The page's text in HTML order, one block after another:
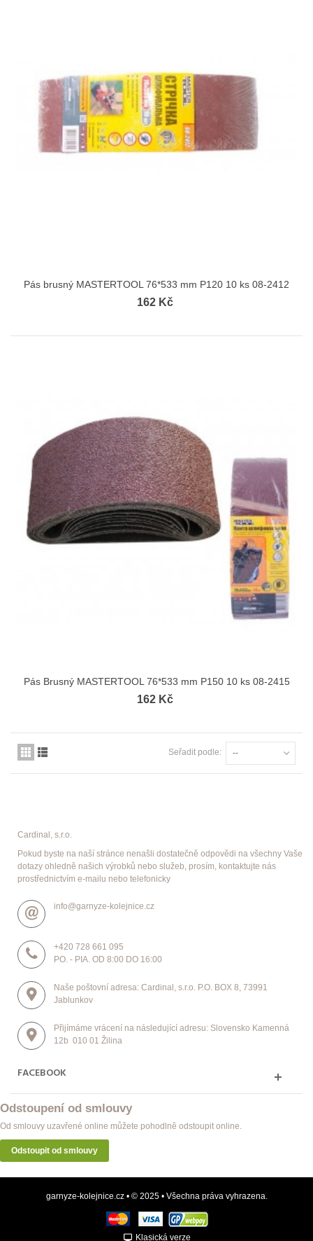
Pás brusný MASTERTOOL 76*533 mm P120 10 ks 08-2412
162 Kč
Pás Brusný MASTERTOOL 76*533 mm P150 10 ks 08-2415
162 Kč
Seřadit podle: --
Cardinal, s.r.o.
Pokud byste na naší stránce nenašli dostatečně odpovědi na všechny Vaše
dotazy ohledně našich výrobků nebo služeb, prosím, kontaktujte nás
prostřednictvím e-mailu nebo telefonicky
info@garnyze-kolejnice.cz
+420 728 661 095
PO. - PIA. OD 8:00 DO 16:00
Naše poštovní adresa: Cardinal, s.r.o. P.O. BOX 8, 73991
Jablunkov
Přijímáme vrácení na následující adresu: Slovensko Kamenná
12b 010 01 Žilina
FACEBOOK
Odstoupení od smlouvy
Od smlouvy uzavřené online můžete pohodlně odstoupit online.
Odstoupit od smlouvy
garnyze-kolejnice.cz • © 2025 • Všechna práva vyhrazena.
Klasická verze